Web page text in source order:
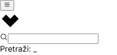
Pretraži: